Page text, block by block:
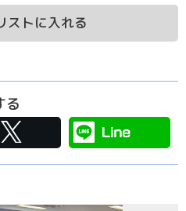
ストに入れる
る